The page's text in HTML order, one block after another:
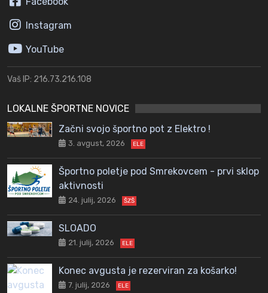
Instagram
YouTube
Vaš IP: 216.73.216.108
LOKALNE ŠPORTNE NOVICE
Začni svojo športno pot z Elektro !
3. avgust, 2026 ELE
Športno poletje pod Smrekovcem - prvi sklop
aktivnosti
24. julij, 2026 ŠZŠ
SLOADO
21. julij, 2026 ELE
Konec avgusta je rezerviran za košarko!
7. julij, 2026 ELE